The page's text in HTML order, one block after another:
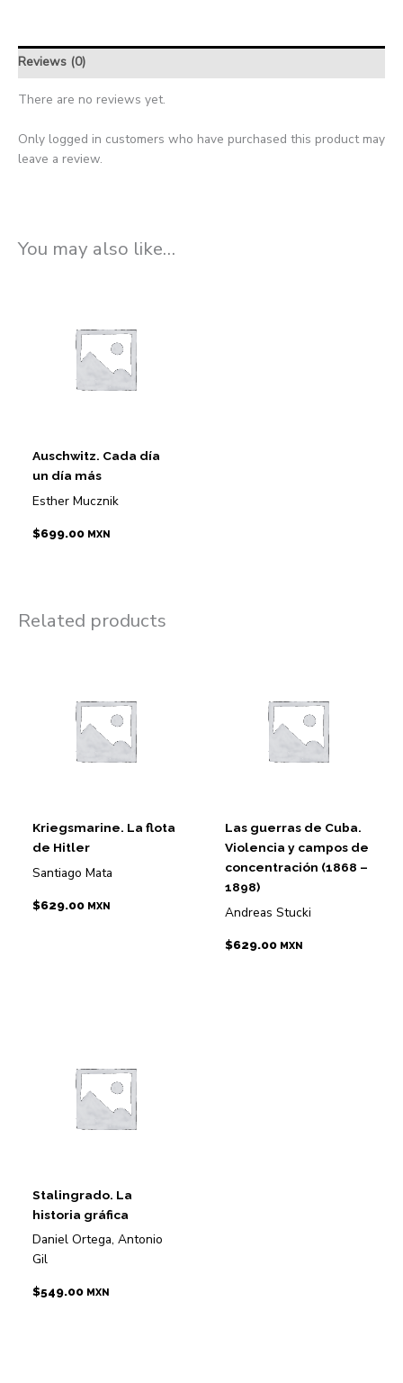
Reviews (0)
There are no reviews yet.
Only logged in customers who have purchased this product may
leave a review.
You may also like…
Auschwitz. Cada día
un día más
Esther Mucznik
$699.00 MXN
Related products
Kriegsmarine. La flota
de Hitler
Santiago Mata
$629.00 MXN
Las guerras de Cuba.
Violencia y campos de
concentración (1868 –
1898)
Andreas Stucki
$629.00 MXN
Stalingrado. La
historia gráfica
Daniel Ortega, Antonio
Gil
$549.00 MXN